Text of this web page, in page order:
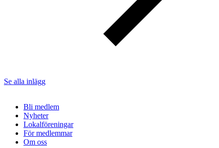
Se alla inlägg
Bli medlem
Nyheter
Lokalföreningar
För medlemmar
Om oss